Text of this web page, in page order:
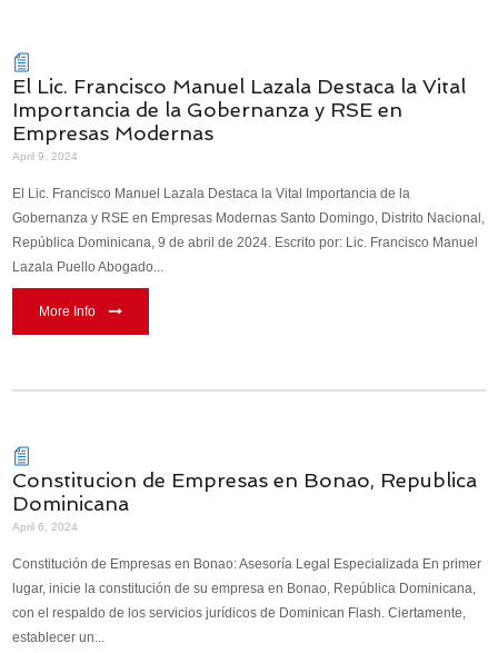
El Lic. Francisco Manuel Lazala Destaca la Vital
Importancia de la Gobernanza y RSE en
Empresas Modernas
April 9, 2024
El Lic. Francisco Manuel Lazala Destaca la Vital Importancia de la
Gobernanza y RSE en Empresas Modernas Santo Domingo, Distrito Nacional,
República Dominicana, 9 de abril de 2024. Escrito por: Lic. Francisco Manuel
Lazala Puello Abogado...
More Info
Constitucion de Empresas en Bonao, Republica
Dominicana
April 6, 2024
Constitución de Empresas en Bonao: Asesoría Legal Especializada En primer
lugar, inicie la constitución de su empresa en Bonao, República Dominicana,
con el respaldo de los servicios jurídicos de Dominican Flash. Ciertamente,
establecer un...